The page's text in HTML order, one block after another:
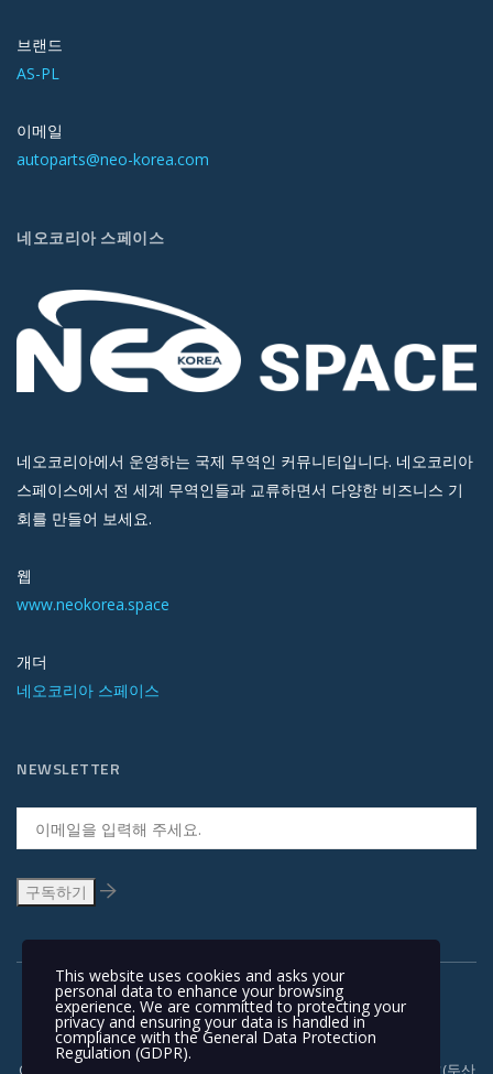
브랜드
AS-PL
이메일
autoparts@neo-korea.com
네오코리아 스페이스
네오코리아에서 운영하는 국제 무역인 커뮤니티입니다. 네오코리아
스페이스에서 전 세계 무역인들과 교류하면서 다양한 비즈니스 기
회를 만들어 보세요.
웹
www.neokorea.space
개더
네오코리아 스페이스
NEWSLETTER
Copyright © 1991-2018 | 경기도 안양시 흥안대로 415, 서관 1110호(두산
This website uses cookies and asks your
personal data to enhance your browsing
experience. We are committed to protecting your
privacy and ensuring your data is handled in
compliance with theGeneral Data Protection
Regulation (GDPR).